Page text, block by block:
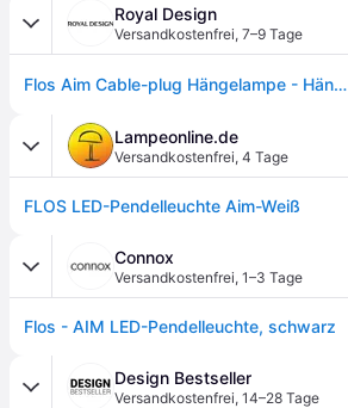
Royal Design
Versandkostenfrei, 7–9 Tage
Flos Aim Cable-plug Hängelampe - Hängeleuchten Aluminium Light Silver Anodized - F0092054
Lampeonline.de
Versandkostenfrei, 4 Tage
FLOS LED-Pendelleuchte Aim-Weiß
Connox
Versandkostenfrei, 1–3 Tage
Flos - AIM LED-Pendelleuchte, schwarz
Design Bestseller
Versandkostenfrei, 14–28 Tage